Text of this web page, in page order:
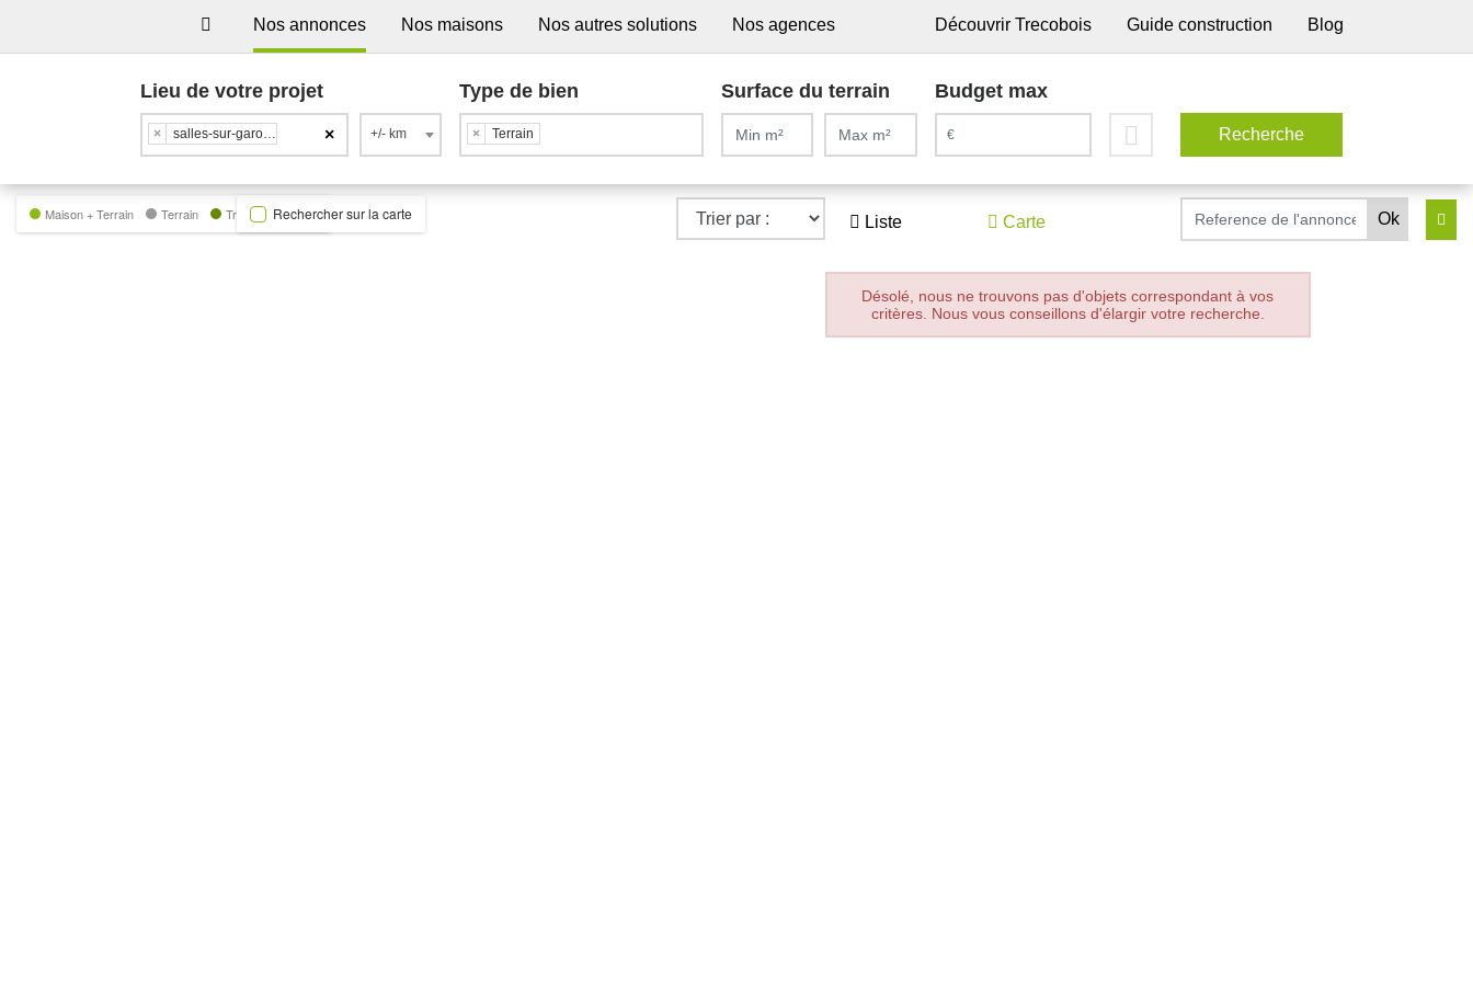
Nos annonces Nos maisons Nos autres solutions Nos agences Découvrir Trecobois Guide construction Blog
Lieu de votre projet
×
× salles-sur-garonne +/- km
Type de bien
× Terrain
Surface du terrain Budget max
Liste Carte
Maison + Terrain Terrain Trecobat GreenRechercher sur la carte
Désolé, nous ne trouvons pas d'objets correspondant à vos
critères. Nous vous conseillons d'élargir votre recherche.